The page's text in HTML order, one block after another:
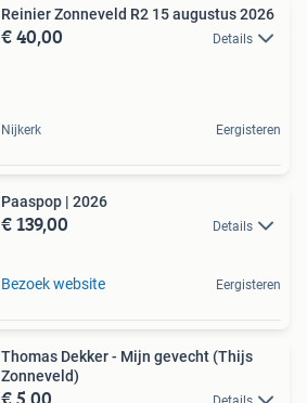
Reinier Zonneveld R2 15 augustus 2026
€ 40,00 Details
Nijkerk Eergisteren
Paaspop | 2026
€ 139,00 Details
Bezoek website Eergisteren
Thomas Dekker - Mijn gevecht (Thijs
Zonneveld)